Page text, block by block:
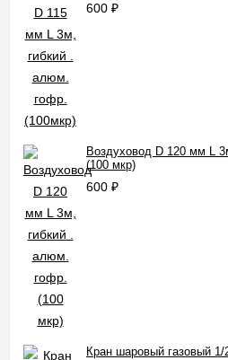
600 ₽
Воздуховод D 120 мм L
(100 мкр)
600 ₽
Кран шаровый газовый